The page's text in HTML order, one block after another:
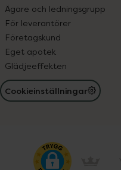
Ägare och ledningsgrupp
För leverantörer
Företagskund
Eget apotek
Glädjeeffekten
Cookieinställningar